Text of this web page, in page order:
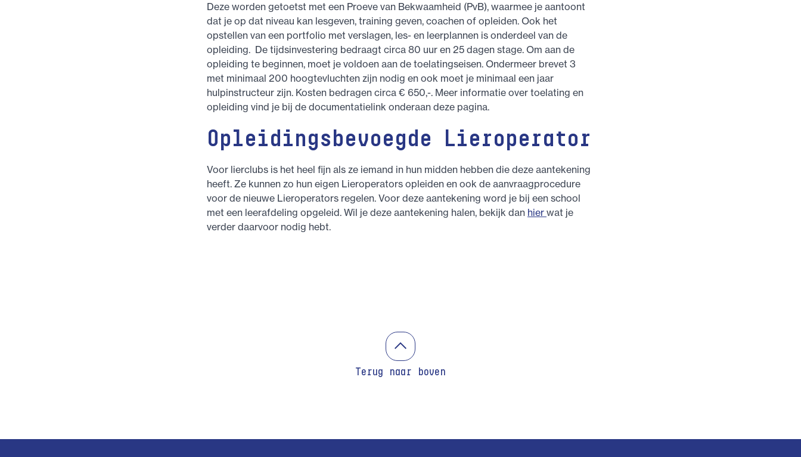
Deze worden getoetst met een Proeve van Bekwaamheid (PvB), waarmee je aantoont
dat je op dat niveau kan lesgeven, training geven, coachen of opleiden. Ook het
opstellen van een portfolio met verslagen, les- en leerplannen is onderdeel van de
opleiding. De tijdsinvestering bedraagt circa 80 uur en 25 dagen stage. Om aan de
opleiding te beginnen, moet je voldoen aan de toelatingseisen. Ondermeer brevet 3
met minimaal 200 hoogtevluchten zijn nodig en ook moet je minimaal een jaar
hulpinstructeur zijn. Kosten bedragen circa € 650,-. Meer informatie over toelating en
opleiding vind je bij de documentatielink onderaan deze pagina.
Opleidingsbevoegde Lieroperator
Voor lierclubs is het heel fijn als ze iemand in hun midden hebben die deze aantekening
heeft. Ze kunnen zo hun eigen Lieroperators opleiden en ook de aanvraagprocedure
voor de nieuwe Lieroperators regelen. Voor deze aantekening word je bij een school
met een leerafdeling opgeleid. Wil je deze aantekening halen, bekijk dan hier wat je
verder daarvoor nodig hebt.
Terug naar boven